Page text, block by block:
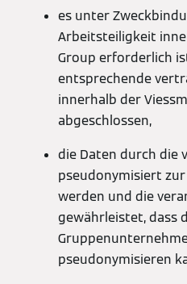
es unter
Arbeitsteiligkeit
Group erforderlich
entsprechende
innerhalb der
abgeschlossen,
die Daten durch die
pseudonymisiert
werden und die
gewährleistet, dass
pseudonymisieren